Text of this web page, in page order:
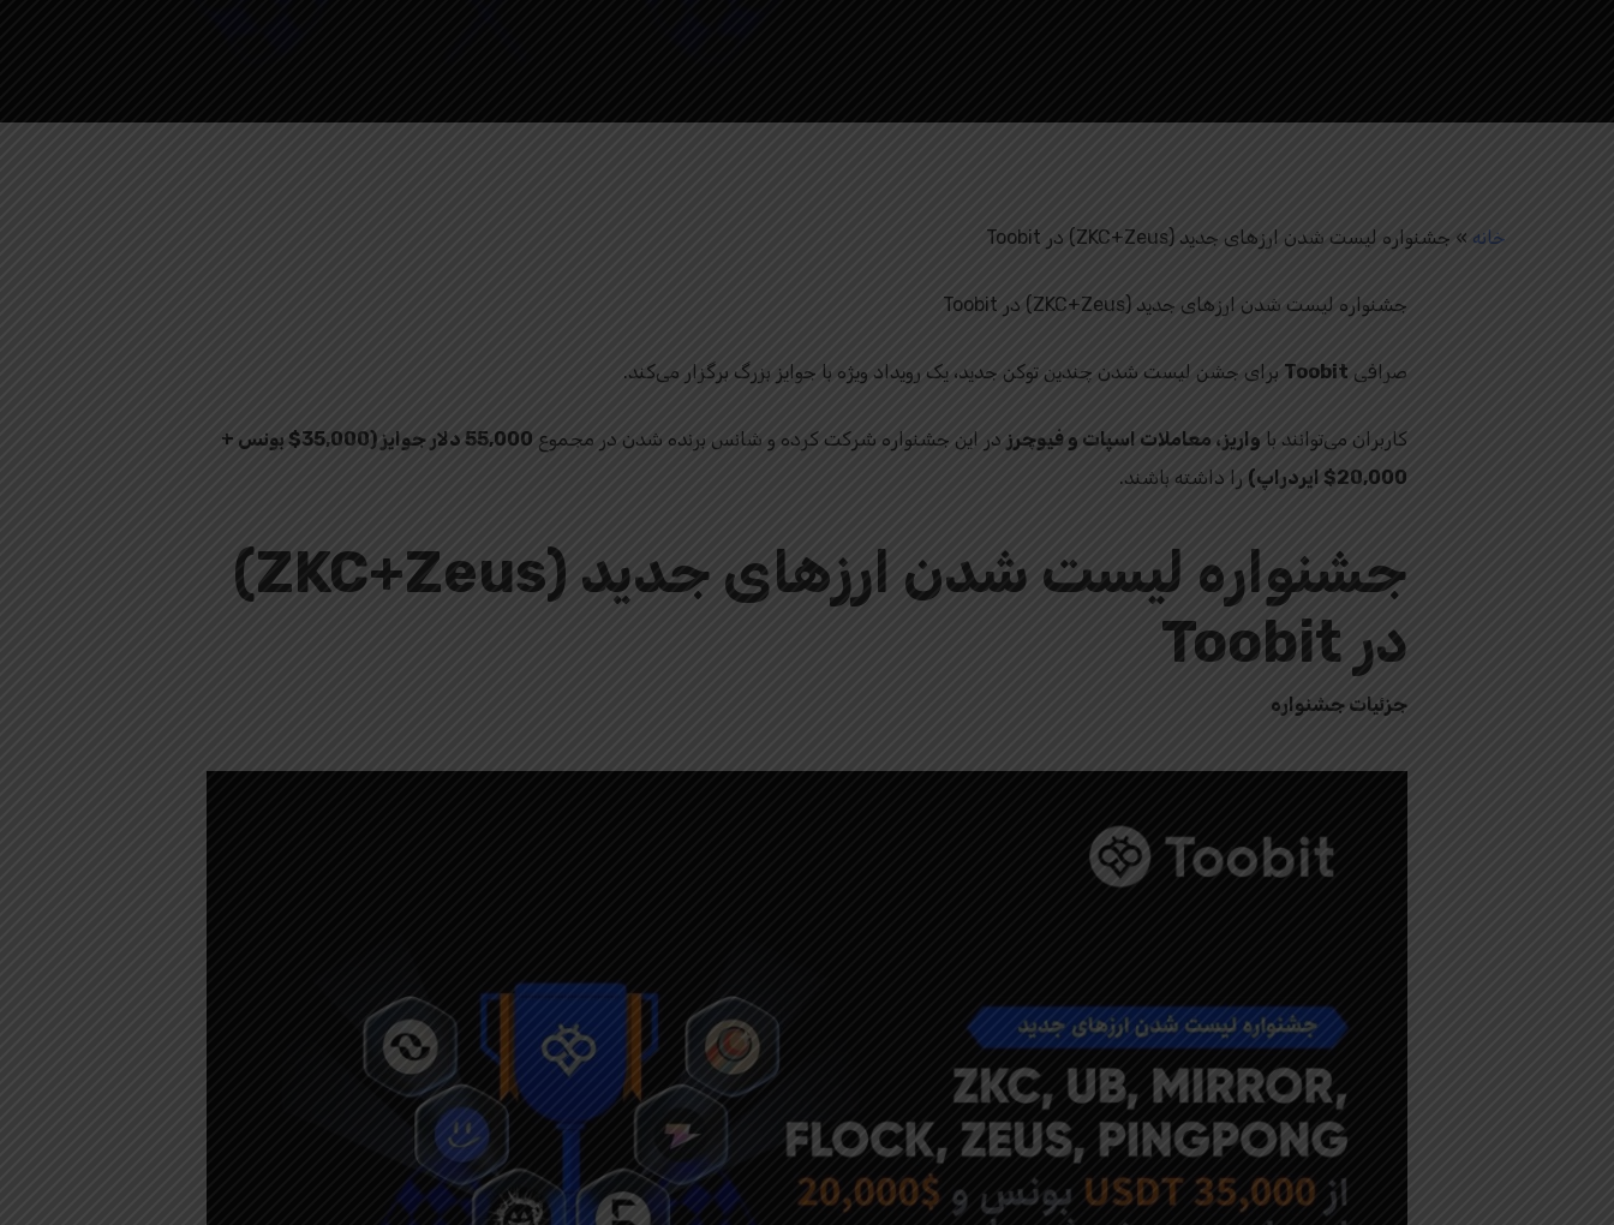
خانه » جشنواره لیست شدن ارزهای جدید (ZKC+Zeus) در Toobit
جشنواره لیست شدن ارزهای جدید (ZKC+Zeus) در Toobit
صرافی Toobit برای جشن لیست شدن چندین توکن جدید، یک رویداد ویژه با جوایز بزرگ برگزار می‌کند.
کاربران می‌توانند با واریز، معاملات اسپات و فیوچرز در این جشنواره شرکت کرده و شانس برنده شدن در مجموع
55,000 دلار جوایز (35,000$ بونس +
20,000$ ایردراپ)
را داشته باشند.
جشنواره لیست شدن ارزهای جدید (ZKC+Zeus)
در Toobit
جزئیات جشنواره